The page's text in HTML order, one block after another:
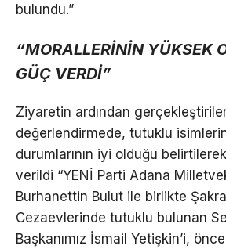
bulundu.”
“MORALLERİNİN YÜKSEK
GÜÇ VERDİ”
Ziyaretin ardından
değerlendirmede, tutuklu
durumlarının iyi olduğu
verildi “YENİ Parti Adana
Burhanettin Bulut ile birlikte
Cezaevlerinde tutuklu bulunan
Başkanımız İsmail Yetişkin’i,